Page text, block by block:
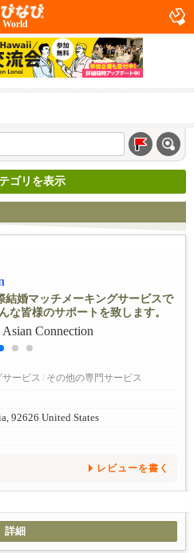
World
ゴリを表示
結婚マッチメーキングサービスで
な皆様のサポートを致します。
ービス / その他の専門サービス
92626 United States
レビューを書く
詳細